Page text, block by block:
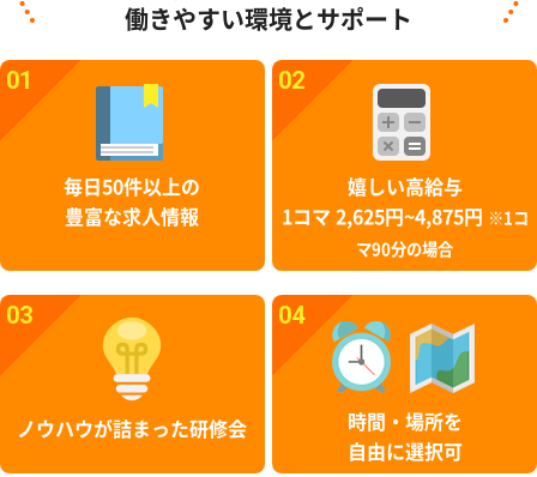
働きやすい環境とサポート
01
毎日50件以上の
豊富な求人情報
02
嬉しい高給与
1コマ 2,625円~4,875円
※1コ
マ90分の場合
03
ノウハウが詰まった研修会
04
時間・場所を
自由に選択可